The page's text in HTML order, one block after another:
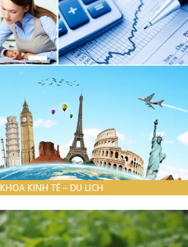
KHOA KINH TẾ – DU LỊCH